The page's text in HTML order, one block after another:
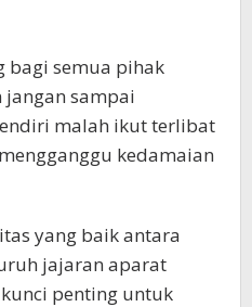
bagi semua pihak
sampai
malah ikut terlibat
kedamaian
yang baik antara
jajaran aparat
penting untuk